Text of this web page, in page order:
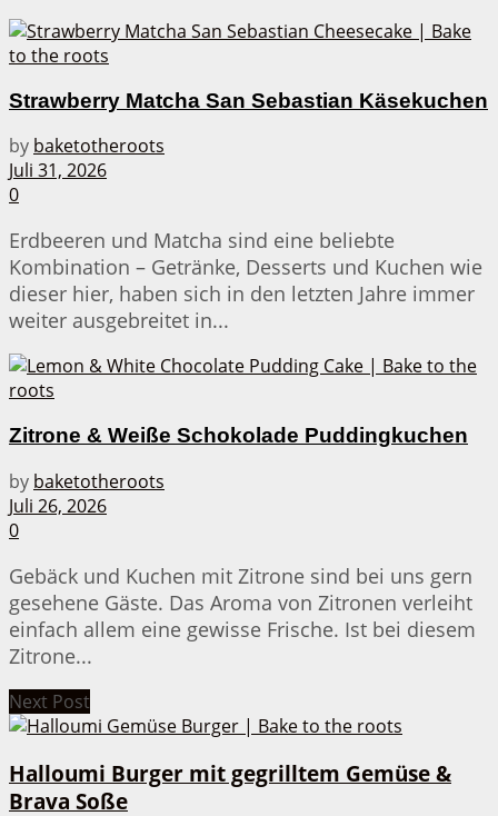
Strawberry Matcha San Sebastian Käsekuchen
by baketotheroots
Juli 31, 2026
0
Erdbeeren und Matcha sind eine beliebte
Kombination – Getränke, Desserts und Kuchen wie
dieser hier, haben sich in den letzten Jahre immer
weiter ausgebreitet in...
Zitrone & Weiße Schokolade Puddingkuchen
by baketotheroots
Juli 26, 2026
0
Gebäck und Kuchen mit Zitrone sind bei uns gern
gesehene Gäste. Das Aroma von Zitronen verleiht
einfach allem eine gewisse Frische. Ist bei diesem
Zitrone...
Next Post
Halloumi Burger mit gegrilltem Gemüse &
Brava Soße